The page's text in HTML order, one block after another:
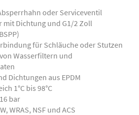
oder Serviceventil
Dichtung und G1/2 Zoll
für Schläuche oder Stutzen
Wasserfiltern und
Dichtungen aus EPDM
1°C bis 98°C
bar
WRAS, NSF und ACS